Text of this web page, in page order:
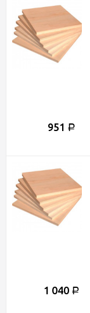
951 Р
1 040 Р